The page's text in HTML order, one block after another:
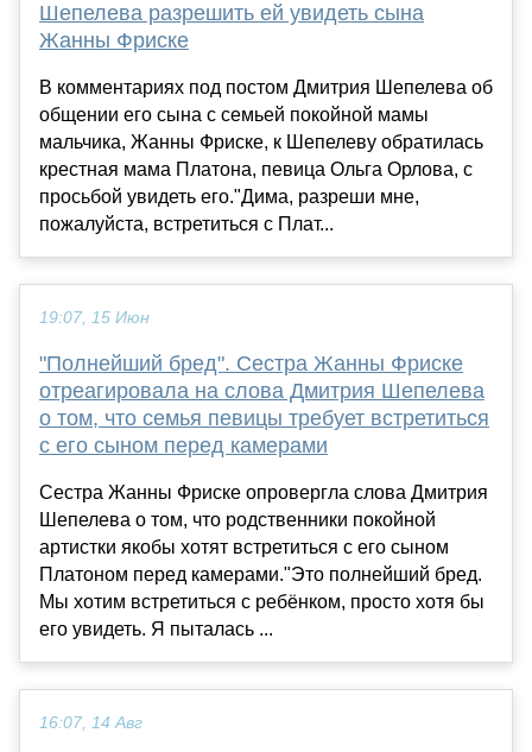
Шепелева разрешить ей увидеть сына
Жанны Фриске
В комментариях под постом Дмитрия Шепелева об
общении его сына с семьей покойной мамы
мальчика, Жанны Фриске, к Шепелеву обратилась
крестная мама Платона, певица Ольга Орлова, с
просьбой увидеть его."Дима, разреши мне,
пожалуйста, встретиться с Плат...
19:07, 15 Июн
"Полнейший бред". Сестра Жанны Фриске
отреагировала на слова Дмитрия Шепелева
о том, что семья певицы требует встретиться
с его сыном перед камерами
Сестра Жанны Фриске опровергла слова Дмитрия
Шепелева о том, что родственники покойной
артистки якобы хотят встретиться с его сыном
Платоном перед камерами."Это полнейший бред.
Мы хотим встретиться с ребёнком, просто хотя бы
его увидеть. Я пыталась ...
16:07, 14 Авг